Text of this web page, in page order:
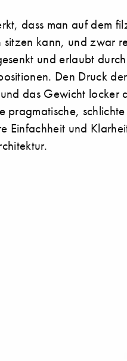
dass man auf dem
kann, und zwar
und erlaubt
Den Druck
das Gewicht
Einfachheit und